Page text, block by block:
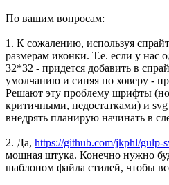
По вашим вопросам:
1. К сожалению, используя
размерам иконки. Т.е. если у нас
32*32 - придется добавить в
умолчанию и синяя по ховеру -
Решают эту проблему шрифты
критичными, недостатками) и
внедрять планирую начинать в
2. Да, https://github.com/jkphl/gulp-
мощная штука. Конечно нужно
шаблоном файла стилей, чтобы